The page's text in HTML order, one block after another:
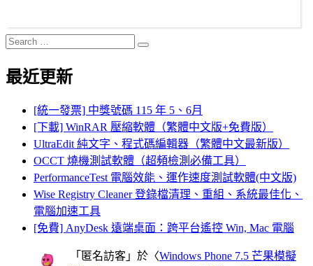
Search
for:
Search
最近更新
[統一發票] 中獎號碼 115 年 5、6月
[下載] WinRAR 壓縮軟體（繁體中文版+免費版）
UltraEdit 純文字、程式碼編輯器（繁體中文最新版）
OCCT 燒機測試軟體（超頻檢測必備工具）
PerformanceTest 電腦效能、運作速度測試軟體(中文版)
Wise Registry Cleaner 登錄檔清理、重組、系統最佳化、
電腦加速工具
[免費] AnyDesk 遠端桌面：跨平台遙控 Win, Mac 電腦
「 匿名訪客 」於〈Windows Phone 7.5 芒果模擬